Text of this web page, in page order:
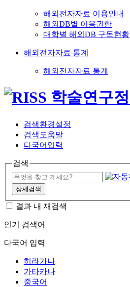
해외전자자료 이용안내
해외DB별 이용권한
대학별 해외DB 구독현황
해외전자자료 통계
해외전자자료 통계
검색환경설정
검색도움말
다국어입력
검색
상세검색
결과 내 재검색
인기 검색어
다국어 입력
히라가나
가타카나
중국어